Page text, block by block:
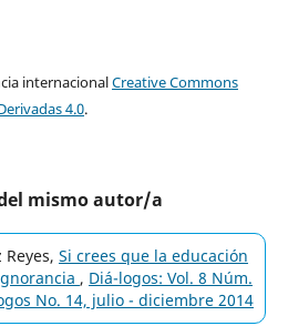
internacionalCreative Commons
4.0.
mismo autor/a
Si crees que la educación
, Diá-logos: Vol. 8 Núm.
No. 14, julio - diciembre 2014